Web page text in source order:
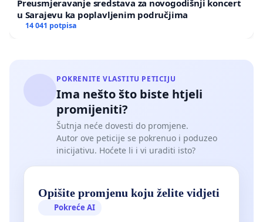
Preusmjeravanje sredstava za novogodišnji koncert
u Sarajevu ka poplavljenim područjima
14 041 potpisa
POKRENITE VLASTITU PETICIJU
Ima nešto što biste htjeli
promijeniti?
Šutnja neće dovesti do promjene.
Autor ove peticije se pokrenuo i poduzeo
inicijativu. Hoćete li i vi uraditi isto?
Opišite promjenu koju želite vidjeti
Pokreće AI